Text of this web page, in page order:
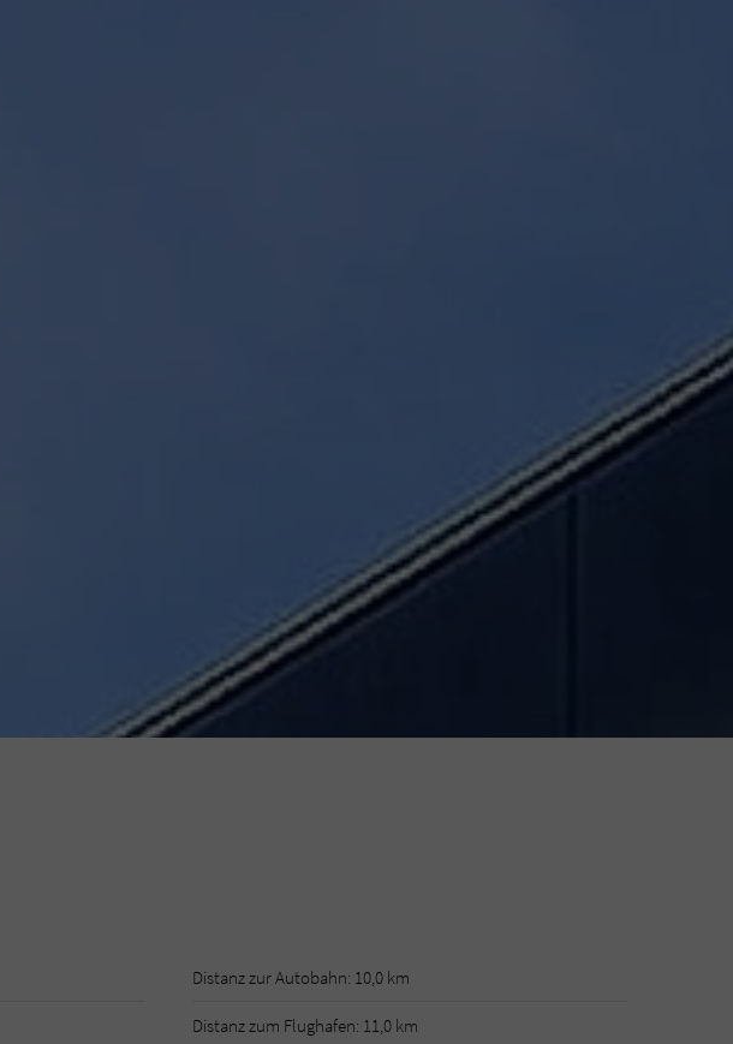
Distanz zur Autobahn: 10,0 km
Distanz zum Flughafen: 11,0 km